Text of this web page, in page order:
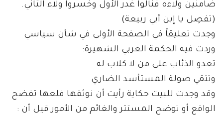
ضامنين ولاءه فنالوا غدر الأول وخسروا ولاء الثاني.
(تفصِل يا إبن أبي ربيعة)
وجدت تعليقاً في الصفحة الأولى في شأن سياسي
وردت فيه الحكمة العربي الشهيرة:
تعدو الذئاب على من لا كلاب له
وتتقي صولة المستأسد الضاري
وقد وجدت للبيت حكاية رأيت أن نوثقها فلعها تفضح
الواقع أو توضح المستتر والغائم من الأمور قيل أن :